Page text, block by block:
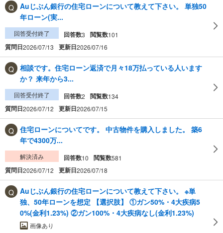
Auじぶん銀行の住宅ローンについて教えて下さい。 単独50
年ローン(実...
回答受付終了 回答数3 閲覧数101
質問日2026/07/13 更新日2026/07/16
相談です。住宅ローン返済で月々18万払っている人います
か？ 来年から3...
回答受付終了 回答数2 閲覧数134
質問日2026/07/12 更新日2026/07/15
住宅ローンについてです。 中古物件を購入しました。 築6
年で4300万...
解決済み 回答数10 閲覧数581
質問日2026/07/12 更新日2026/07/18
Auじぶん銀行の住宅ローンについて教えて下さい。 ※単
独、50年ローンを想定 【選択肢】 ①ガン50%・4大疾病5
0%(金利1.23%) ②ガン100%・4大疾病なし(金利1.23%)
画像あり